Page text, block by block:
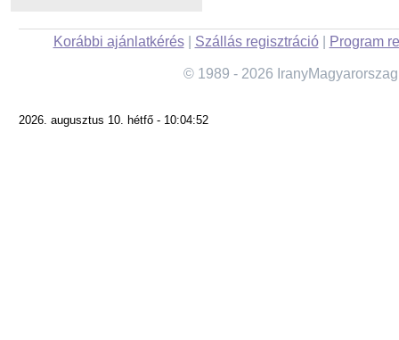
Korábbi ajánlatkérés| Szállás regisztráció| Program
© 1989 - 2026
2026. augusztus 10. hétfő - 10:04:52